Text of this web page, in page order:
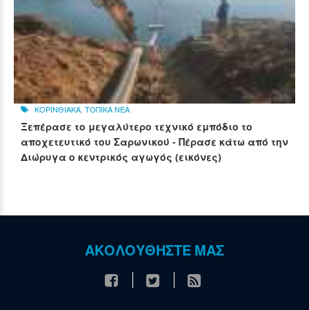
ΚΟΡΙΝΘΙΑΚΑ ΤΟΠΙΚΑ ΝΕΑ
Ξεπέρασε το μεγαλύτερο τεχνικό εμπόδιο το
αποχετευτικό του Σαρωνικού - Πέρασε κάτω από την
Διώρυγα ο κεντρικός αγωγός (εικόνες)
ΑΚΟΛΟΥΘΗΣΤΕ ΜΑΣ